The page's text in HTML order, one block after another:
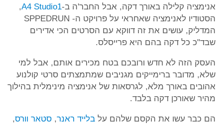
אנימציה קלילה באורך דקה, אבל החבר'ה ב-A4 Studio1
,
הסטודיו לאנימציה שאחראי על פרויקט ה- SPPEDRUN
המדליק, עושים את זה דווקא עם הסרטים הכי אדירים
שבד"כ כל דקה בהם היא פרייסלס.
העסק הזה לא חדש ורובכם בטח מכירים אותם, אבל למי
שלא, מדובר ברימייקים מגניבים שמתמצתים סרטי קולנוע
אהובים באורך מלא, לגרסאות של אנימציה מינימלית בהילוך
מהיר שאורכן דקה בלבד.
הם כבר עשו את הקסם שלהם על בלייד ראנר, סטאר וורס,